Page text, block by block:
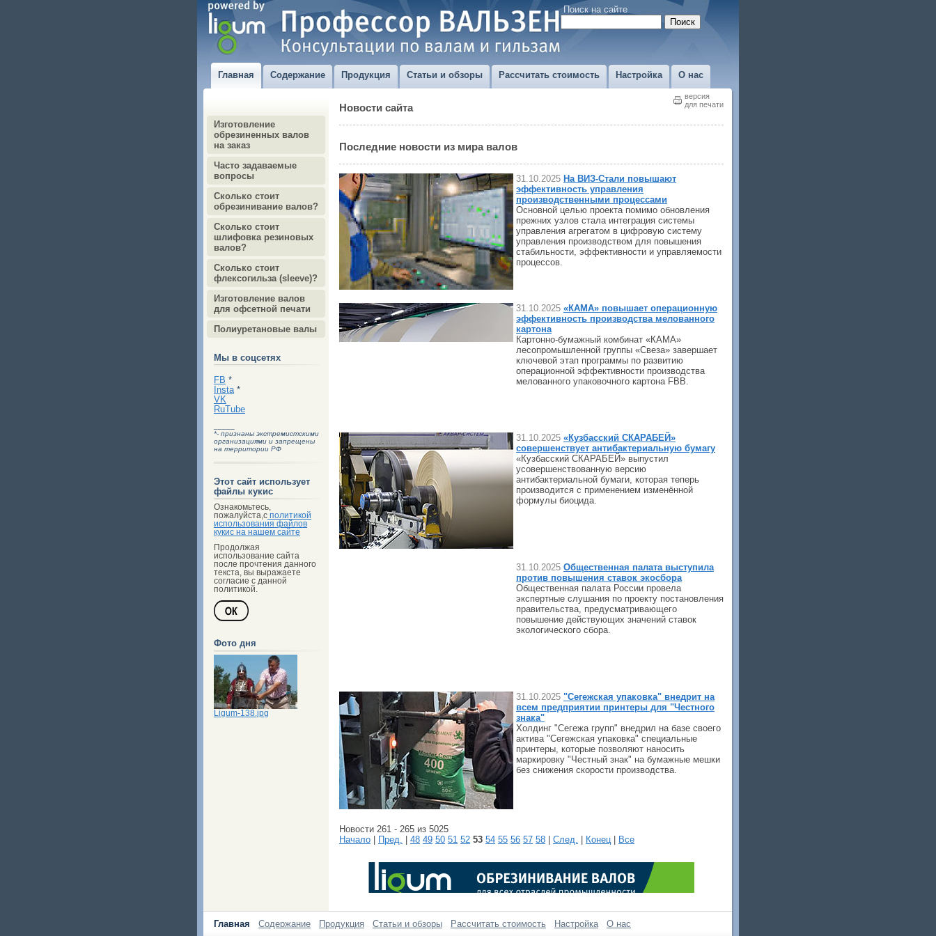
Поиск на сайте
Главная Содержание Продукция Статьи и обзоры Рассчитать стоимость Настройка О нас
Изготовление
обрезиненных валов
на заказ
Часто задаваемые
вопросы
Сколько стоит
обрезинивание валов?
Сколько стоит
шлифовка резиновых
валов?
Сколько стоит
флексогильза (sleeve)?
Изготовление валов
для офсетной печати
Полиуретановые валы
Мы в соцсетях
FB *
Insta *
VK
RuTube
*- признаны экстремистскими
организациями и запрещены
на территории РФ
Этот сайт использует
файлы кукис
Ознакомьтесь,
пожалуйста,с политикой
использования файлов
кукис на нашем сайте
Продолжая
использование сайта
после прочтения данного
текста, вы выражаете
согласие с данной
политикой.
Фото дня
Ligum-138.jpg
версия
для печати
Новости сайта
Последние новости из мира валов
31.10.2025 На ВИЗ-Стали повышают
эффективность управления
производственными процессами
Основной целью проекта помимо обновления
прежних узлов стала интеграция системы
управления агрегатом в цифровую систему
управления производством для повышения
стабильности, эффективности и управляемости
процессов.
31.10.2025 «КАМА» повышает операционную
эффективность производства мелованного
картона
Картонно-бумажный комбинат «КАМА»
лесопромышленной группы «Свеза» завершает
ключевой этап программы по развитию
операционной эффективности производства
мелованного упаковочного картона FBB.
31.10.2025 «Кузбасский СКАРАБЕЙ»
совершенствует антибактериальную бумагу
«Кузбасский СКАРАБЕЙ» выпустил
усовершенствованную версию
антибактериальной бумаги, которая теперь
производится с применением изменённой
формулы биоцида.
31.10.2025 Общественная палата выступила
против повышения ставок экосбора
Общественная палата России провела
экспертные слушания по проекту постановления
правительства, предусматривающего
повышение действующих значений ставок
экологического сбора.
31.10.2025 "Сегежская упаковка" внедрит на
всем предприятии принтеры для "Честного
знака"
Холдинг "Сегежа групп" внедрил на базе своего
актива "Сегежская упаковка" специальные
принтеры, которые позволяют наносить
маркировку "Честный знак" на бумажные мешки
без снижения скорости производства.
Новости 261 - 265 из 5025
Начало
Пред. 48 49 50 51 52 53 54 55 56 57 58 След. Конец Все
Главная Содержание Продукция Статьи и обзоры Рассчитать стоимость Настройка О нас